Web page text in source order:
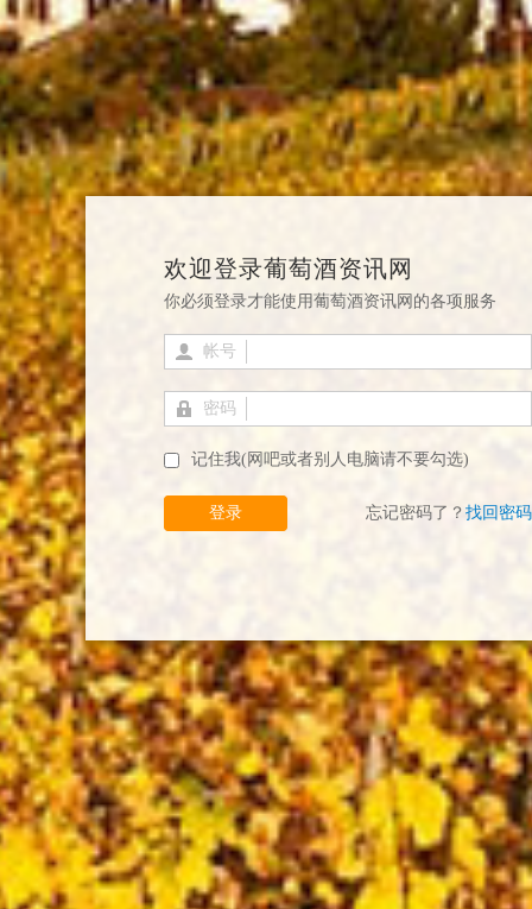
欢迎登录葡萄酒资讯网
你必须登录才能使用葡萄酒资讯网的各项服务
帐号
密码
记住我(网吧或者别人电脑请不要勾选)
登录 忘记密码了？ 找回密码